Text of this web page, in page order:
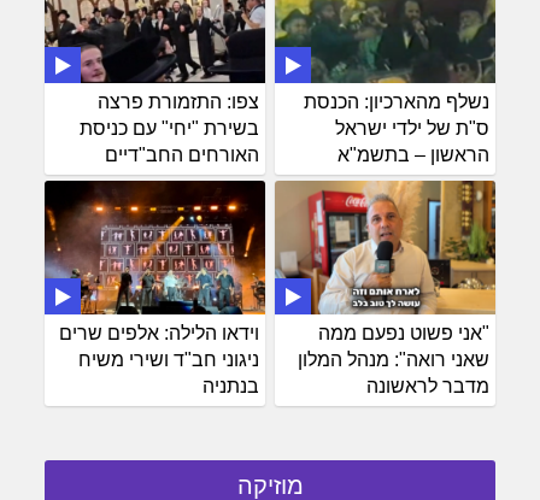
צפו: התזמורת פרצה
בשירת "יחי" עם כניסת
האורחים החב"דיים
נשלף מהארכיון: הכנסת
ס"ת של ילדי ישראל
הראשון – בתשמ"א
וידאו הלילה: אלפים שרים
ניגוני חב"ד ושירי משיח
בנתניה
"אני פשוט נפעם ממה
שאני רואה": מנהל המלון
מדבר לראשונה
מוזיקה